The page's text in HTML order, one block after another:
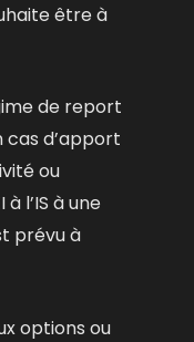
être à
de report
cas d’apport
ou
l’IS à une
prévu à
options ou